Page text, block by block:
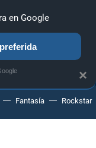
SONY NINTENDO
Fantasía Rockstar
×
en Google